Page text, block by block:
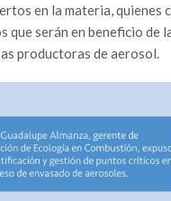
en la materia, quienes
que serán en beneficio de
productoras de aerosol.